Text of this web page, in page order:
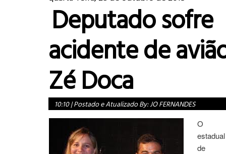
Deputado sofre
acidente de
Zé Doca
10:10|Postado e Atualizado By:JO FERNANDES
O
de